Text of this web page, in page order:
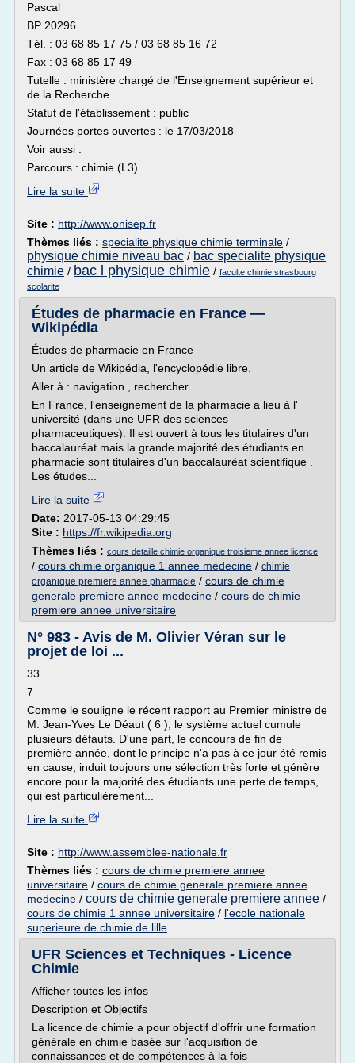
Pascal
BP 20296
Tél. : 03 68 85 17 75 / 03 68 85 16 72
Fax : 03 68 85 17 49
Tutelle : ministère chargé de l'Enseignement supérieur et
de la Recherche
Statut de l'établissement : public
Journées portes ouvertes : le 17/03/2018
Voir aussi :
Parcours : chimie (L3)...
Lire la suite
Site : http://www.onisep.fr
Thèmes liés : specialite physique chimie terminale /
physique chimie niveau bac / bac specialite physique
chimie / bac l physique chimie / faculte chimie strasbourg
scolarite
Études de pharmacie en France —
Wikipédia
Études de pharmacie en France
Un article de Wikipédia, l'encyclopédie libre.
Aller à : navigation , rechercher
En France, l'enseignement de la pharmacie a lieu à l'
université (dans une UFR des sciences
pharmaceutiques). Il est ouvert à tous les titulaires d'un
baccalauréat mais la grande majorité des étudiants en
pharmacie sont titulaires d'un baccalauréat scientifique .
Les études...
Lire la suite
Date: 2017-05-13 04:29:45
Site : https://fr.wikipedia.org
Thèmes liés : cours detaille chimie organique troisieme annee licence
/ cours chimie organique 1 annee medecine / chimie
organique premiere annee pharmacie / cours de chimie
generale premiere annee medecine / cours de chimie
premiere annee universitaire
N° 983 - Avis de M. Olivier Véran sur le
projet de loi ...
33
7
Comme le souligne le récent rapport au Premier ministre de
M. Jean-Yves Le Déaut ( 6 ), le système actuel cumule
plusieurs défauts. D'une part, le concours de fin de
première année, dont le principe n'a pas à ce jour été remis
en cause, induit toujours une sélection très forte et génère
encore pour la majorité des étudiants une perte de temps,
qui est particulièrement...
Lire la suite
Site : http://www.assemblee-nationale.fr
Thèmes liés : cours de chimie premiere annee
universitaire / cours de chimie generale premiere annee
medecine / cours de chimie generale premiere annee /
cours de chimie 1 annee universitaire / l'ecole nationale
superieure de chimie de lille
UFR Sciences et Techniques - Licence
Chimie
Afficher toutes les infos
Description et Objectifs
La licence de chimie a pour objectif d'offrir une formation
générale en chimie basée sur l'acquisition de
connaissances et de compétences à la fois